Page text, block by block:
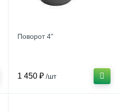
Поворот 4"
1 450 ₽ /шт